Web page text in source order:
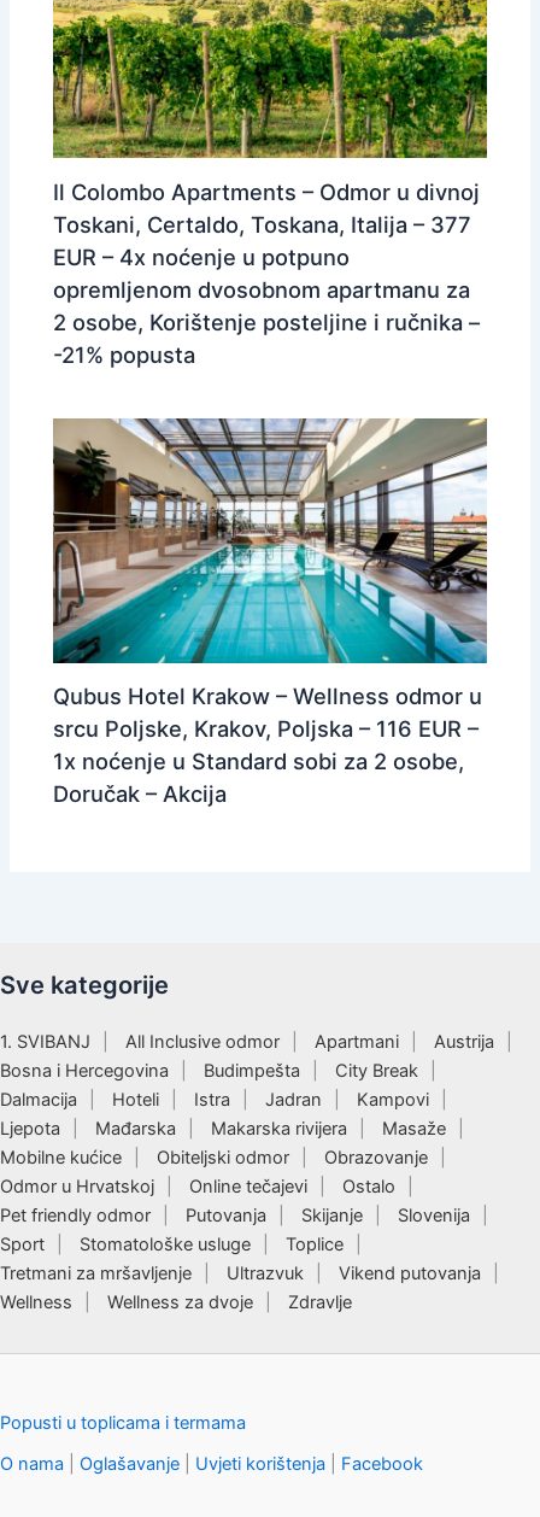
Il Colombo Apartments – Odmor u divnoj
Toskani, Certaldo, Toskana, Italija – 377
EUR – 4x noćenje u potpuno
opremljenom dvosobnom apartmanu za
2 osobe, Korištenje posteljine i ručnika –
-21% popusta
Qubus Hotel Krakow – Wellness odmor u
srcu Poljske, Krakov, Poljska – 116 EUR –
1x noćenje u Standard sobi za 2 osobe,
Doručak – Akcija
Sve kategorije
1. SVIBANJ All Inclusive odmor Apartmani
Austrija
Bosna i Hercegovina
Budimpešta
City Break
Dalmacija
Hoteli Istra Jadran
Kampovi
Ljepota
Mađarska Makarska rivijera
Masaže
Mobilne kućice
Obiteljski odmor
Obrazovanje
Odmor u Hrvatskoj
Online tečajevi
Ostalo
Pet friendly odmor
Putovanja Skijanje
Slovenija
Sport
Stomatološke usluge
Toplice
Tretmani za mršavljenje
Ultrazvuk
Vikend putovanja
Wellness
Wellness za dvoje Zdravlje
Popusti u toplicama i termama
O nama
Oglašavanje Uvjeti korištenja Facebook